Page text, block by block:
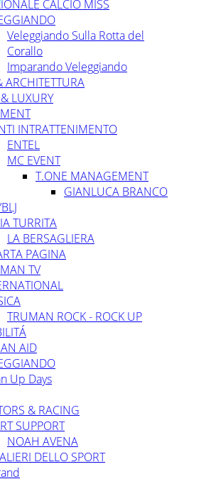
CALCIO MISS
Veleggiando Sulla Rotta del
Corallo
Imparando Veleggiando
ARCHITETTURA
LUXURY
INTRATTENIMENTO
ENTEL
MC EVENT
T.ONE MANAGEMENT
GIANLUCA BRANCO
TURRITA
LA BERSAGLIERA
PAGINA
TV
TRUMAN ROCK - ROCK UP
AID
Up Days
& RACING
SUPPORT
NOAH AVENA
DELLO SPORT